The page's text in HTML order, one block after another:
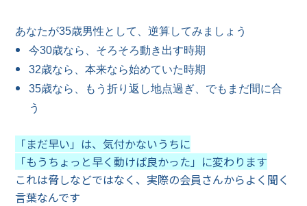
あなたが35歳男性として、逆算してみましょう
今30歳なら、そろそろ動き出す時期
32歳なら、本来なら始めていた時期
35歳なら、もう折り返し地点過ぎ、でもまだ間に合
う
「まだ早い」は、気付かないうちに
「もうちょっと早く動けば良かった」に変わります
これは脅しなどではなく、実際の会員さんからよく聞く
言葉なんです